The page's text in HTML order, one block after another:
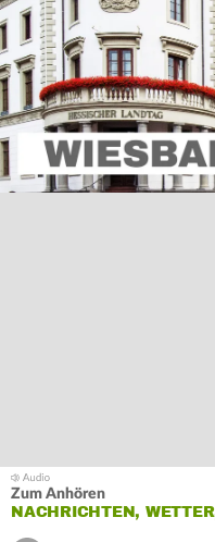
Zum Anhören
NACHRICHTEN,